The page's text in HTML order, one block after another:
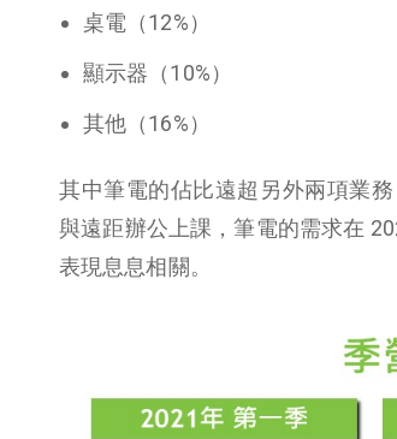
桌電（12%）
顯示器（10%）
其他（16%）
其中筆電的佔比遠超另外兩項業
與遠距辦公上課，筆電的需求在
表現息息相關。